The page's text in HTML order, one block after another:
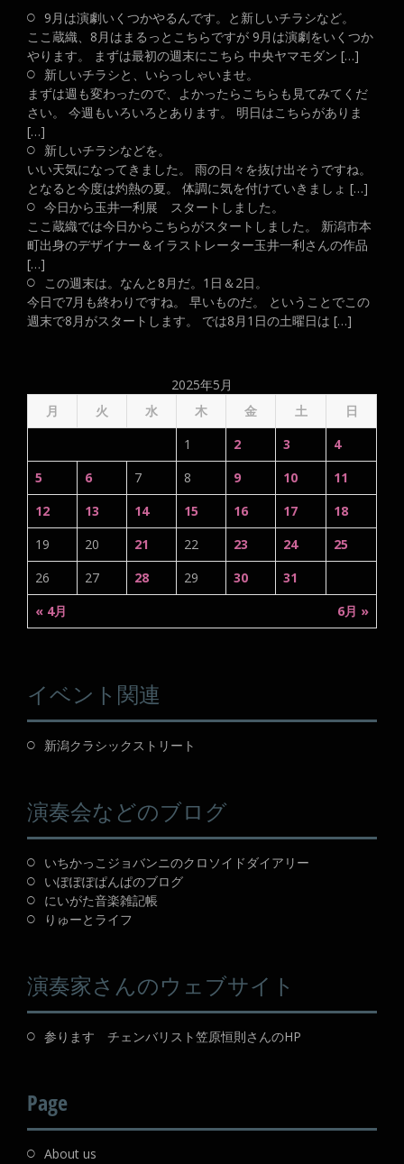
9月は演劇いくつかやるんです。と新しいチラシなど。
ここ蔵織、8月はまるっとこちらですが 9月は演劇をいくつか
やります。 まずは最初の週末にこちら 中央ヤマモダン […]
新しいチラシと、いらっしゃいませ。
まずは週も変わったので、よかったらこちらも見てみてくだ
さい。 今週もいろいろとあります。 明日はこちらがありま
[…]
新しいチラシなどを。
いい天気になってきました。 雨の日々を抜け出そうですね。
となると今度は灼熱の夏。 体調に気を付けていきましょ […]
今日から玉井一利展 スタートしました。
ここ蔵織では今日からこちらがスタートしました。 新潟市本
町出身のデザイナー＆イラストレーター玉井一利さんの作品
[…]
この週末は。なんと8月だ。1日＆2日。
今日で7月も終わりですね。 早いものだ。 ということでこの
週末で8月がスタートします。 では8月1日の土曜日は […]
2025年5月
月
火 水 木 金 土 日
« 4月 6月 »
1 2 3
4
5
6 7 8 9 10
11
12
13 14 15 16 17
18
19
20 21 22 23 24
25
26
27 28 29 30 31
イベント関連
新潟クラシックストリート
演奏会などのブログ
いちかっこジョバンニのクロソイドダイアリー
いぽぽぽぱんぱのブログ
にいがた音楽雑記帳
りゅーとライフ
演奏家さんのウェブサイト
参ります チェンバリスト笠原恒則さんのHP
Page
About us